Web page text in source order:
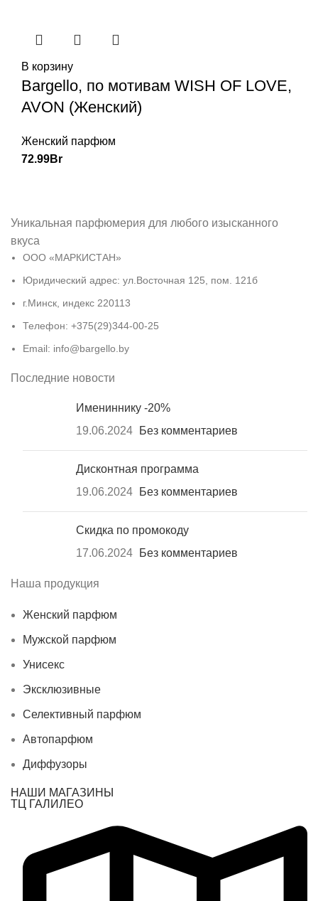
В корзину
Bargello, по мотивам WISH OF LOVE,
AVON (Женский)
Женский парфюм
72.99Br
Уникальная парфюмерия для любого изысканного
вкуса
ООО «МАРКИСТАН»
Юридический адрес: ул.Восточная 125, пом. 121б
г.Минск, индекс 220113
Телефон: +375(29)344-00-25
Email: info@bargello.by
Последние новости
Имениннику -20%
19.06.2024
Без комментариев
Дисконтная программа
19.06.2024
Без комментариев
Скидка по промокоду
17.06.2024
Без комментариев
Наша продукция
Женский парфюм
Мужской парфюм
Унисекс
Эксклюзивные
Селективный парфюм
Автопарфюм
Диффузоры
НАШИ МАГАЗИНЫ
ТЦ ГАЛИЛЕО